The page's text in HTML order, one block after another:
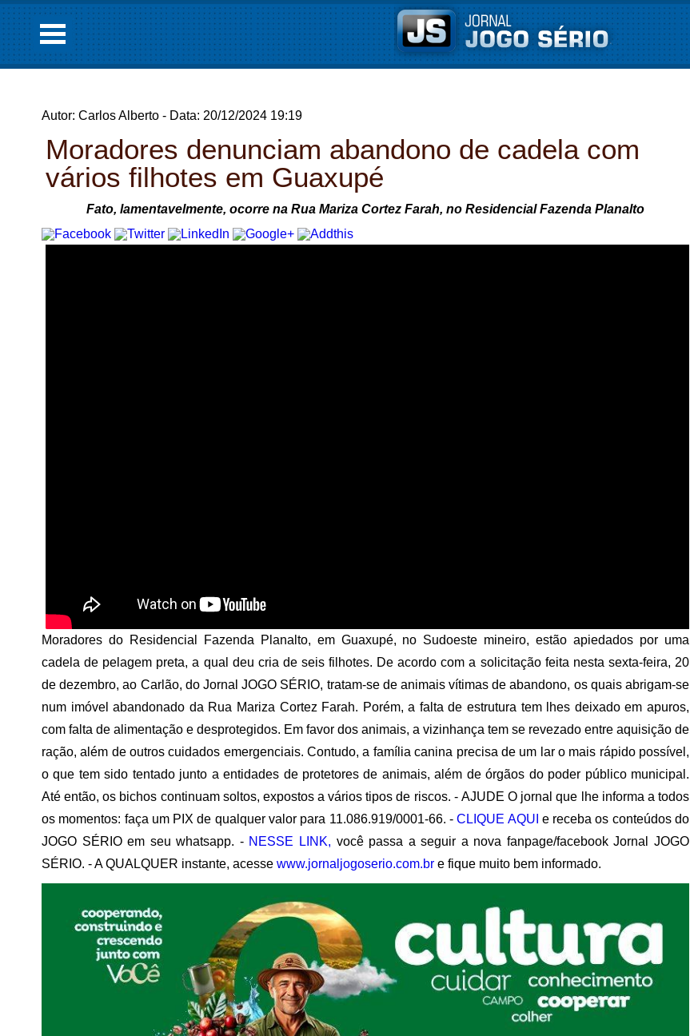
Autor: Carlos Alberto - Data: 20/12/2024 19:19
Moradores denunciam abandono de cadela com
vários filhotes em Guaxupé
Fato, lamentavelmente, ocorre na Rua Mariza Cortez Farah, no Residencial Fazenda Planalto
Moradores do Residencial Fazenda Planalto, em Guaxupé, no Sudoeste mineiro, estão apiedados por uma
cadela de pelagem preta, a qual deu cria de seis filhotes. De acordo com a solicitação feita nesta sexta-feira, 20
de dezembro, ao Carlão, do Jornal JOGO SÉRIO, tratam-se de animais vítimas de abandono, os quais abrigam-se
num imóvel abandonado da Rua Mariza Cortez Farah. Porém, a falta de estrutura tem lhes deixado em apuros,
com falta de alimentação e desprotegidos. Em favor dos animais, a vizinhança tem se revezado entre aquisição de
ração, além de outros cuidados emergenciais. Contudo, a família canina precisa de um lar o mais rápido possível,
o que tem sido tentado junto a entidades de protetores de animais, além de órgãos do poder público municipal.
Até então, os bichos continuam soltos, expostos a vários tipos de riscos. - AJUDE O jornal que lhe informa a todos
os momentos: faça um PIX de qualquer valor para 11.086.919/0001-66. -CLIQUE AQUI e receba os conteúdos do
JOGO SÉRIO em seu whatsapp. - NESSE LINK, você passa a seguir a nova fanpage/facebook Jornal JOGO
SÉRIO. - A QUALQUER instante, acesse www.jornaljogoserio.com.br e fique muito bem informado.